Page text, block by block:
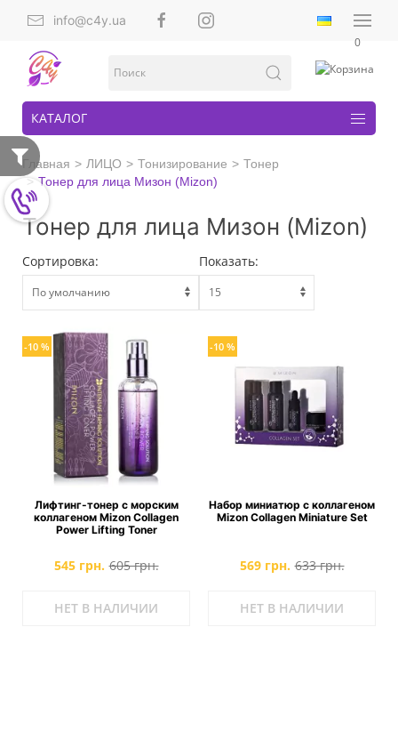
info@c4y.ua
0
КАТАЛОГ
Главная ЛИЦО Тонизирование
Тонер
Тонер для лица Мизон (Mizon)
Тонер для лица Мизон (Mizon)
Сортировка: Показать:
-10 %
Лифтинг-тонер с морским
коллагеном Mizon Collagen
Power Lifting Toner
545 грн. 605 грн.
НЕТ В НАЛИЧИИ
-10 %
Набор миниатюр с коллагеном
Mizon Collagen Miniature Set
569 грн. 633 грн.
НЕТ В НАЛИЧИИ